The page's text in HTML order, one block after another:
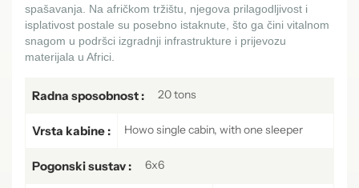
spašavanja. Na afričkom tržištu, njegova prilagodljivost i
isplativost postale su posebno istaknute, što ga čini vitalnom
snagom u podršci izgradnji infrastrukture i prijevozu
materijala u Africi.
Radna sposobnost : 20 tons
Vrsta kabine : Howo single cabin, with one sleeper
Pogonski sustav : 6x6